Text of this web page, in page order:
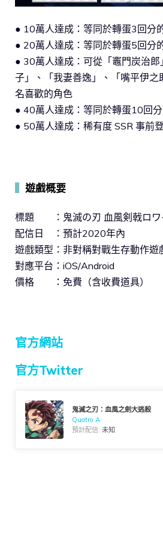
● 10萬人達成：等同於轉蛋3回分
● 20萬人達成：等同於轉蛋5回分
● 30萬人達成：可從「竈門炭治郎
子」、「我妻善逸」、「嘴平伊之
名喜歡的角色
● 40萬人達成：等同於轉蛋10回
● 50萬人達成：稀有度 SSR 事前
遊戲概要
標題 ：鬼滅の刃 血風剣戟ロワ
配信日 ：預計2020年內
遊戲類型：非對稱對戰生存動作遊
對應平台：iOS/Android
價格 ：免費（含收費道具）
官方網站
官方Twitter
鬼滅之刃：血風之劍大逃殺
Quatro A
預計配信:未知